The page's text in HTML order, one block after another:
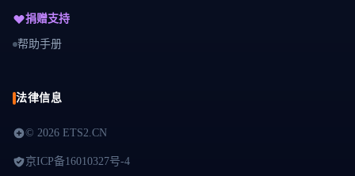
捐赠支持
帮助手册
法律信息
© 2026 ETS2.CN
京ICP备16010327号-4